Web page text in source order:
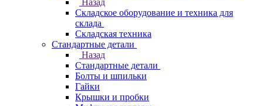
Назад
Складское оборудование и техника для
склада
Складская техника
Стандартные детали
Назад
Стандартные детали
Болты и шпильки
Гайки
Крышки и пробки